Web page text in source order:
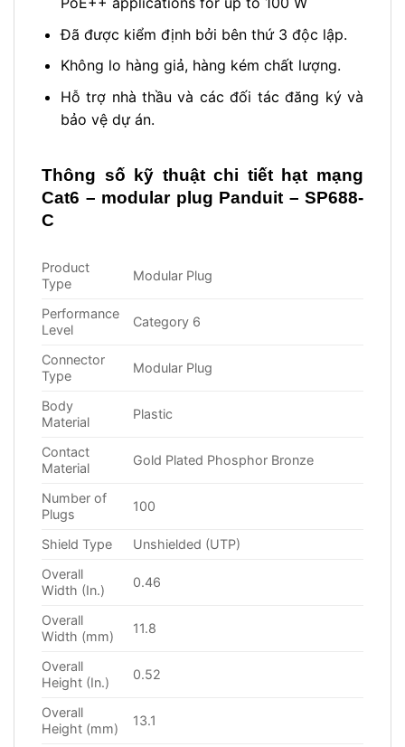
Đã được kiểm định bởi bên thứ 3 độc lập.
Không lo hàng giả, hàng kém chất lượng.
Hỗ trợ nhà thầu và các đối tác đăng ký và
bảo vệ dự án.
Thông số kỹ thuật chi tiết hạt mạng
Cat6 – modular plug Panduit – SP688-
C
Product
Type
Modular Plug
Performance
Level
Category 6
Connector
Type
Modular Plug
Body
Material
Plastic
Contact
Material
Gold Plated Phosphor Bronze
Number of
Plugs
100
Shield Type
Unshielded (UTP)
Overall
Width (In.)
0.46
Overall
Width (mm)
11.8
Overall
Height (In.)
0.52
Overall
Height (mm)
13.1